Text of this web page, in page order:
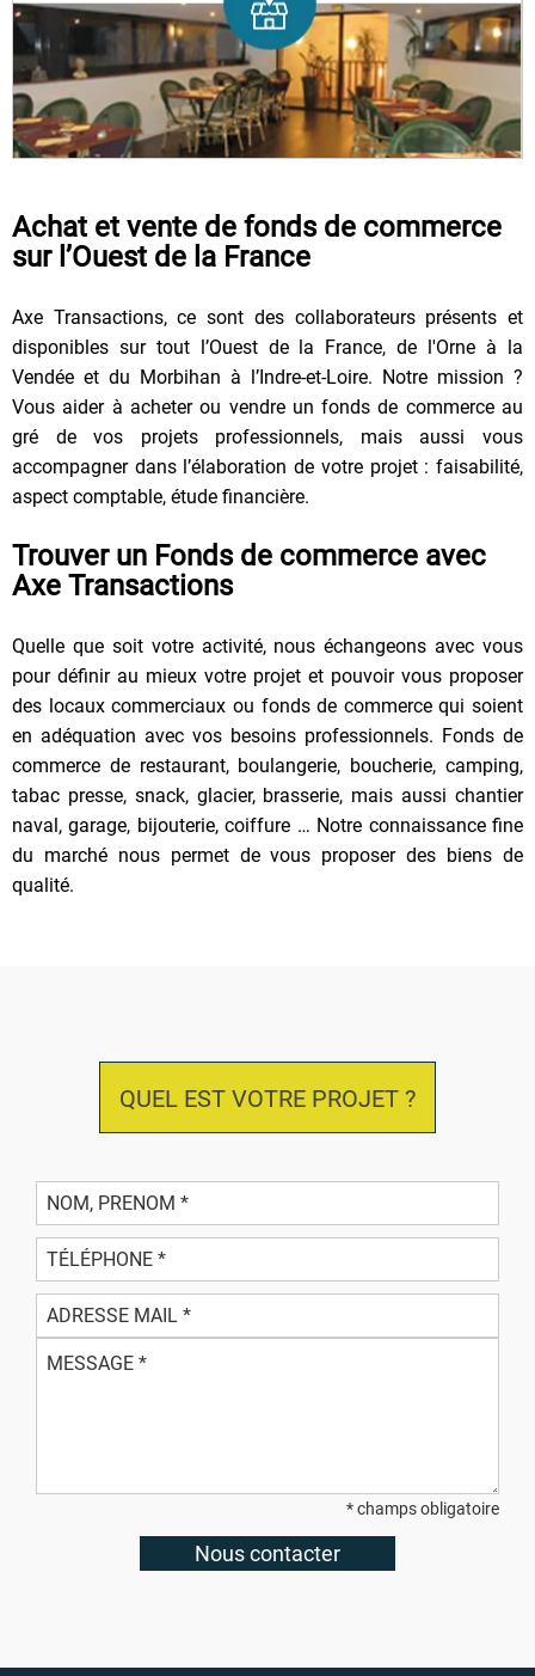
Achat et vente de fonds de commerce
sur l’Ouest de la France
Axe Transactions, ce sont des collaborateurs présents et
disponibles sur tout l’Ouest de la France, de l'Orne à la
Vendée et du Morbihan à l’Indre-et-Loire. Notre mission ?
Vous aider à acheter ou vendre un fonds de commerce au
gré de vos projets professionnels, mais aussi vous
accompagner dans l’élaboration de votre projet : faisabilité,
aspect comptable, étude financière.
Trouver un Fonds de commerce avec
Axe Transactions
Quelle que soit votre activité, nous échangeons avec vous
pour définir au mieux votre projet et pouvoir vous proposer
des locaux commerciaux ou fonds de commerce qui soient
en adéquation avec vos besoins professionnels. Fonds de
commerce de restaurant, boulangerie, boucherie, camping,
tabac presse, snack, glacier, brasserie, mais aussi chantier
naval, garage, bijouterie, coiffure … Notre connaissance fine
du marché nous permet de vous proposer des biens de
qualité.
QUEL EST VOTRE PROJET ?
* champs obligatoire